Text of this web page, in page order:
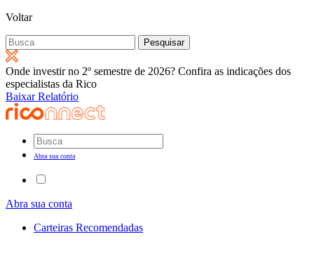
Voltar
Pesquisar
por:
Onde investir no 2º semestre de 2026? Confira as indicações dos
especialistas da Rico
Baixar Relatório
Abra sua conta
Abra sua conta
Carteiras Recomendadas